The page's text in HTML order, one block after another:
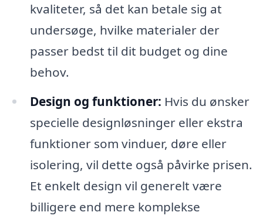
kvaliteter, så det kan betale sig at
undersøge, hvilke materialer der
passer bedst til dit budget og dine
behov.
Design og funktioner: Hvis du ønsker
specielle designløsninger eller ekstra
funktioner som vinduer, døre eller
isolering, vil dette også påvirke prisen.
Et enkelt design vil generelt være
billigere end mere komplekse